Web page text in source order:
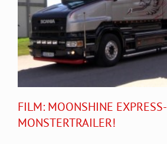
FILM: MOONSHINE EXPRESS-
MONSTERTRAILER!